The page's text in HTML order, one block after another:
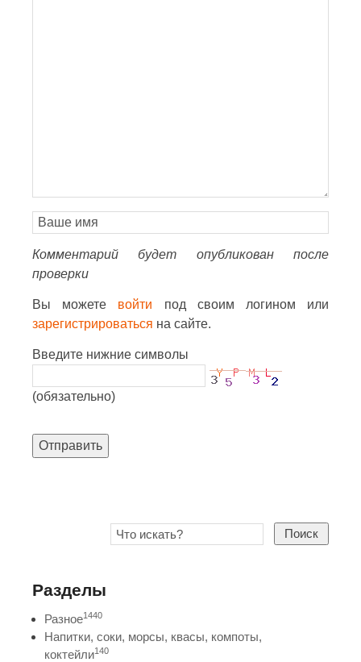
Комментарий будет опубликован после
проверки
Вы можете войти под своим логином или
зарегистрироваться на сайте.
Введите нижние символы
(обязательно)
Отправить
Поиск
Разделы
Разное1440
Напитки, соки, морсы, квасы, компоты,
коктейли140